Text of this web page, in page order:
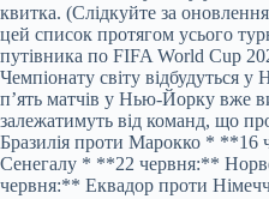
квитка. (Слідкуйте за
цей список протягом усього
путівника по FIFA World Cup
Чемпіонату світу
п’ять матчів у Нью-Йорку вже
залежатимуть від команд, що
Бразилія проти Марокко * **16
Сенегалу * **22 червня:**
червня:** Еквадор проти